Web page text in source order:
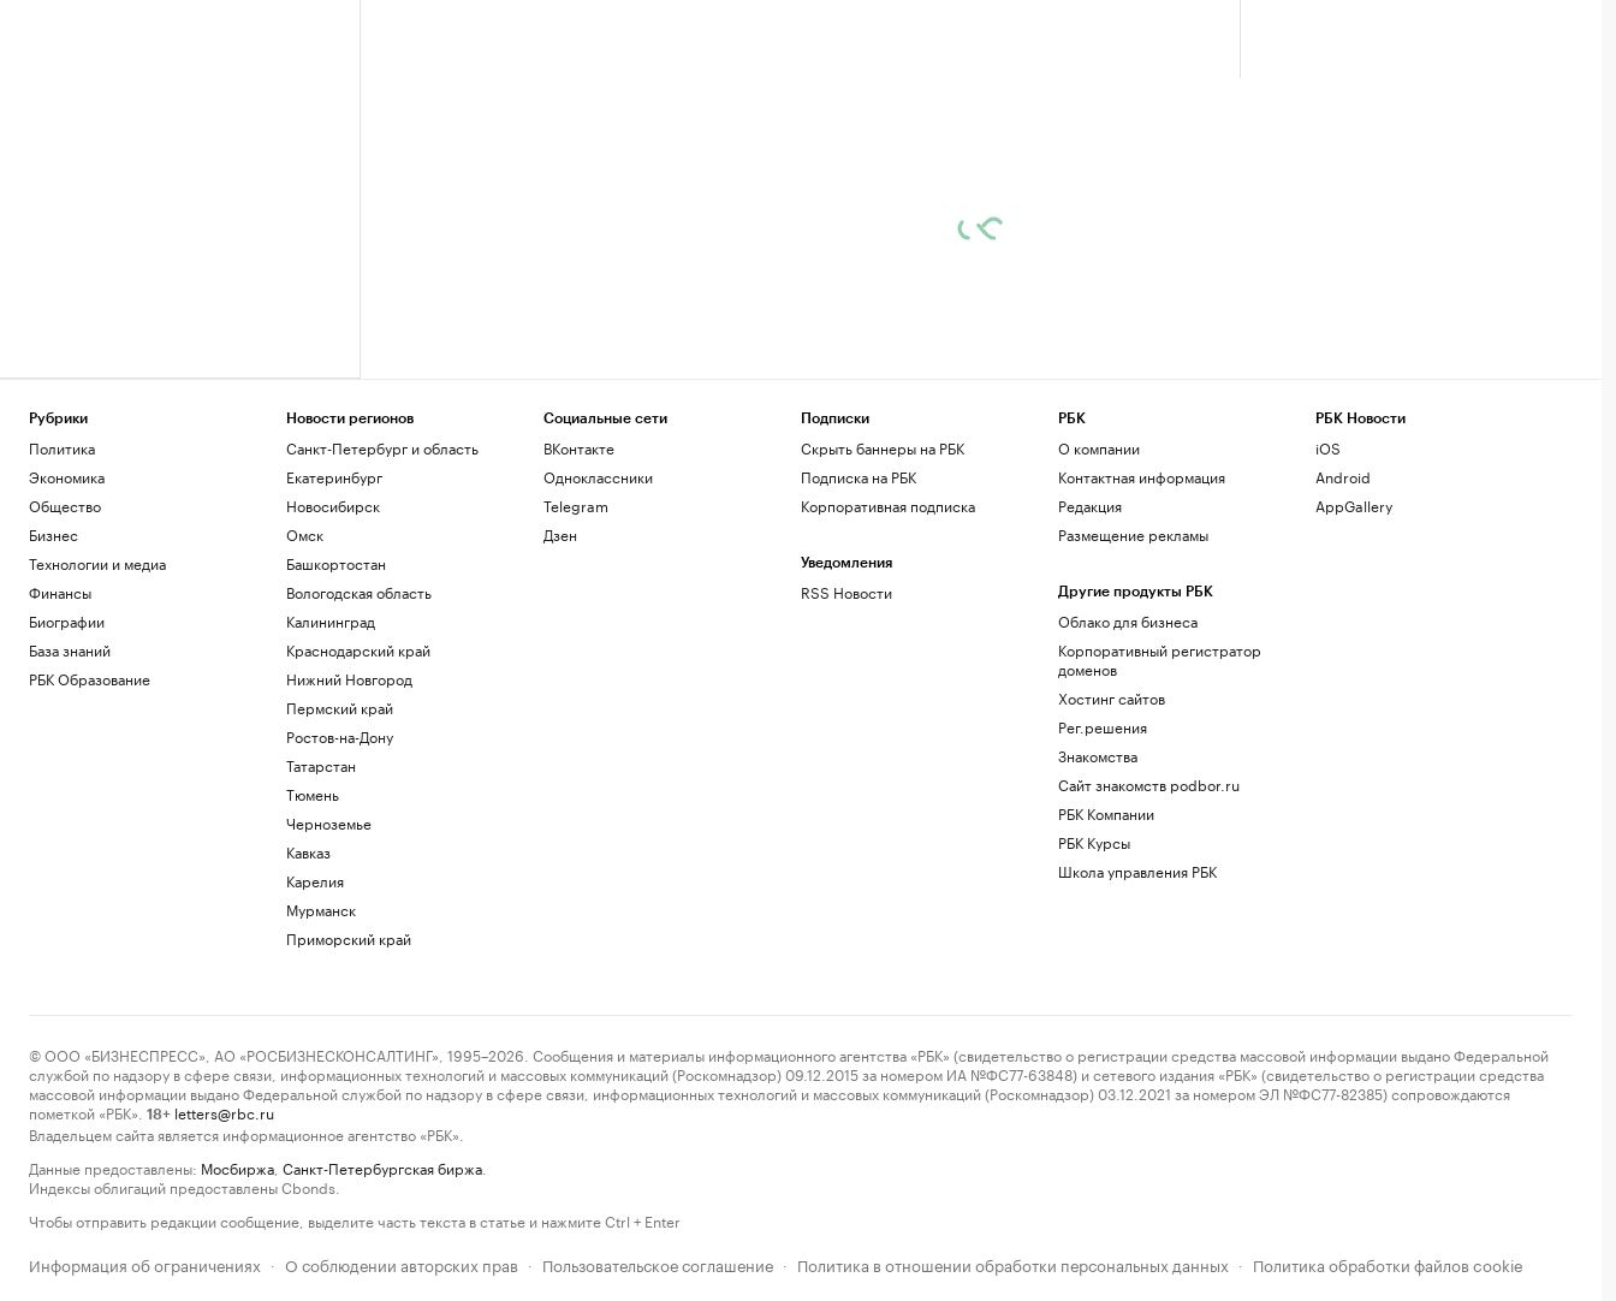
Рубрики
Политика
Экономика
Общество
Бизнес
Технологии и медиа
Финансы
Биографии
База знаний
РБК Образование
Новости регионов
Санкт-Петербург и область
Екатеринбург
Новосибирск
Омск
Башкортостан
Вологодская область
Калининград
Краснодарский край
Нижний Новгород
Пермский край
Ростов-на-Дону
Татарстан
Тюмень
Черноземье
Кавказ
Карелия
Мурманск
Приморский край
Социальные сети
ВКонтакте
Одноклассники
Telegram
Дзен
Подписки
Скрыть баннеры на РБК
Подписка на РБК
Корпоративная подписка
Уведомления
RSS Новости
РБК
О компании
Контактная информация
Редакция
Размещение рекламы
Другие продукты РБК
Облако для бизнеса
Корпоративный регистратор
доменов
Хостинг сайтов
Рег.решения
Знакомства
Сайт знакомств podbor.ru
РБК Компании
РБК Курсы
Школа управления РБК
РБК Новости
iOS
Android
AppGallery
© ООО «БИЗНЕСПРЕСС», АО «РОСБИЗНЕСКОНСАЛТИНГ», 1995–2026. Сообщения и материалы информационного агентства «РБК» (свидетельство о регистрации средства массовой информации выдано Федеральной
службой по надзору в сфере связи, информационных технологий и массовых коммуникаций (Роскомнадзор) 09.12.2015 за номером ИА №ФС77-63848) и сетевого издания «РБК» (свидетельство о регистрации средства
массовой информации выдано Федеральной службой по надзору в сфере связи, информационных технологий и массовых коммуникаций (Роскомнадзор) 03.12.2021 за номером ЭЛ №ФС77-82385) сопровождаются
пометкой «РБК».
18+ letters@rbc.ru
Владельцем сайта является информационное агентство «РБК».
Данные предоставлены: Мосбиржа Санкт-Петербургская биржа
Индексы облигаций предоставлены Cbonds.
Чтобы отправить редакции сообщение, выделите часть текста в статье и нажмите Ctrl + Enter
Информация об ограничениях · О соблюдении авторских прав · Пользовательское соглашение · Политика в отношении обработки персональных данных · Политика обработки файлов cookie